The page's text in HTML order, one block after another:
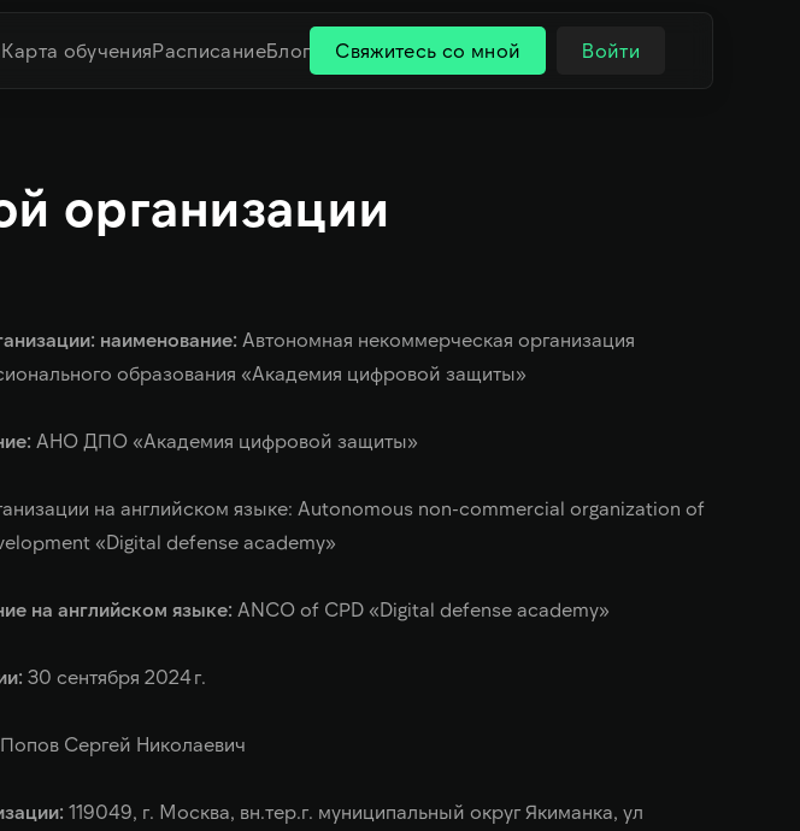
Карта обученияРасписаниеБлог Свяжитесь со мной Войти
организации
наименование: Автономная некоммерческая организация
образования «Академия цифровой защиты»
АНО ДПО «Академия цифровой защиты»
на английском языке: Autonomous non-commercial organization of
«Digital defense academy»
на английском языке: ANCO of CPD «Digital defense academy»
30 сентября 2024 г.
Попов Сергей Николаевич
119049, г. Москва, вн.тер.г. муниципальный округ Якиманка, ул